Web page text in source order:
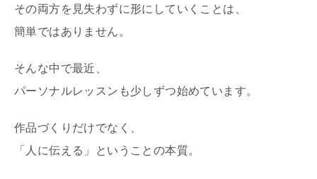
その両方を見失わずに形にしていくことは、
簡単ではありません。
そんな中で最近、
パーソナルレッスンも少しずつ始めています。
作品づくりだけでなく、
「人に伝える」ということの本質。